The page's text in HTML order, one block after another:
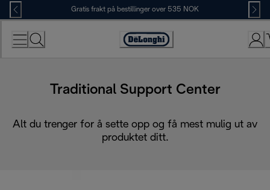
Skip
to
Content
Gratis frakt på bestillinger over 535 NOK
Accessibility
Traditional Support Center
Alt du trenger for å sette opp og få mest mulig ut av
produktet ditt.